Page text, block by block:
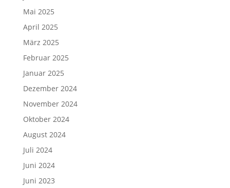
Mai 2025
April 2025
März 2025
Februar 2025
Januar 2025
Dezember 2024
November 2024
Oktober 2024
August 2024
Juli 2024
Juni 2024
Juni 2023